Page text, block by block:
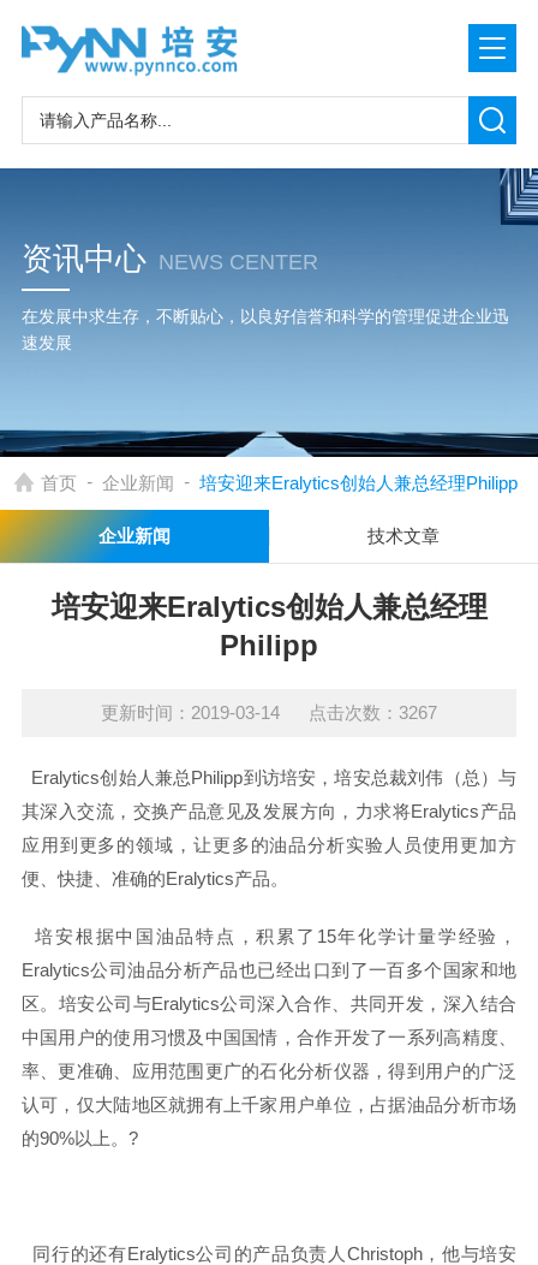
资讯中心 NEWS CENTER
在发展中求生存，不断贴心，以良好信誉和科学的管理促进企业迅
速发展
首页 - 企业新闻 - 培安迎来Eralytics创始人兼总经理Philipp
企业新闻 技术文章
培安迎来Eralytics创始人兼总经理
Philipp
更新时间：2019-03-14 点击次数：3267
Eralytics创始人兼总Philipp到访培安，培安总裁刘伟（总）与
其深入交流，交换产品意见及发展方向，力求将Eralytics产品
应用到更多的领域，让更多的油品分析实验人员使用更加方
便、快捷、准确的Eralytics产品。
培安根据中国油品特点，积累了15年化学计量学经验，
Eralytics公司油品分析产品也已经出口到了一百多个国家和地
区。培安公司与Eralytics公司深入合作、共同开发，深入结合
中国用户的使用习惯及中国国情，合作开发了一系列高精度、
率、更准确、应用范围更广的石化分析仪器，得到用户的广泛
认可，仅大陆地区就拥有上千家用户单位，占据油品分析市场
的90%以上。 ?
同行的还有Eralytics公司 的产品负责人Christoph，他与培安